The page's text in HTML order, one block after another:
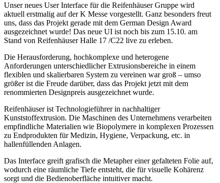
Unser neues User Interface für die Reifenhäuser Gruppe wird
aktuell erstmalig auf der K Messe vorgestellt. Ganz besonders freut
uns, dass das Projekt gerade mit dem German Design Award
ausgezeichnet wurde! Das neue UI ist noch bis zum 15.10. am
Stand von Reifenhäuser Halle 17 /C22 live zu erleben.
Die Herausforderung, hochkomplexe und heterogene
Anforderungen unterschiedlicher Extrusionsbereiche in einem
flexiblen und skalierbaren System zu vereinen war groß – umso
größer ist die Freude darüber, dass das Projekt jetzt mit dem
renommierten Designpreis ausgezeichnet wurde.
Reifenhäuser ist Technologieführer in nachhaltiger
Kunststoffextrusion. Die Maschinen des Unternehmens verarbeiten
empfindliche Materialien wie Biopolymere in komplexen Prozessen
zu Endprodukten für Medizin, Hygiene, Verpackung, etc. in
hallenfüllenden Anlagen.
Das Interface greift grafisch die Metapher einer gefalteten Folie auf,
wodurch eine räumliche Tiefe entsteht, die für visuelle Kohärenz
sorgt und die Bedienoberfläche intuitiver macht.